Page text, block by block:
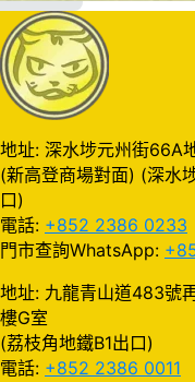
地址: 深水埗元州街66A
(新高登商場對面) (深水
口)
電話: +852 2386 0233
門市查詢WhatsApp:
地址: 九龍青山道483號
樓G室
(荔枝角地鐵B1出口)
電話: +852 2386 0011